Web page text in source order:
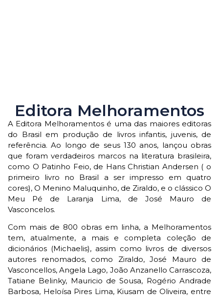
Editora Melhoramentos
A Editora Melhoramentos é uma das maiores editoras
do Brasil em produção de livros infantis, juvenis, de
referência. Ao longo de seus 130 anos, lançou obras
que foram verdadeiros marcos na literatura brasileira,
como O Patinho Feio, de Hans Christian Andersen ( o
primeiro livro no Brasil a ser impresso em quatro
cores), O Menino Maluquinho, de Ziraldo, e o clássico O
Meu Pé de Laranja Lima, de José Mauro de
Vasconcelos.
Com mais de 800 obras em linha, a Melhoramentos
tem, atualmente, a mais e completa coleção de
dicionários (Michaelis), assim como livros de diversos
autores renomados, como Ziraldo, José Mauro de
Vasconcellos, Angela Lago, João Anzanello Carrascoza,
Tatiane Belinky, Mauricio de Sousa, Rogério Andrade
Barbosa, Heloísa Pires Lima, Kiusam de Oliveira, entre